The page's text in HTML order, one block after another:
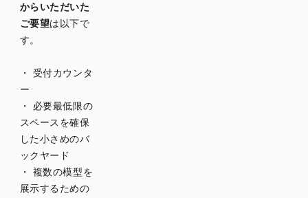
からいただいた
ご要望は以下で
す。
・ 受付カウンタ
ー
・ 必要最低限の
スペースを確保
した小さめのバ
ックヤード
・ 複数の模型を
展示するための